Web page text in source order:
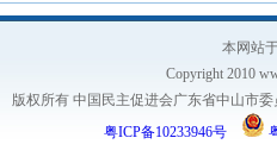
本网站
Copyright 2010
版权所有 中国民主促进会广东省中山市
粤ICP备10233946号